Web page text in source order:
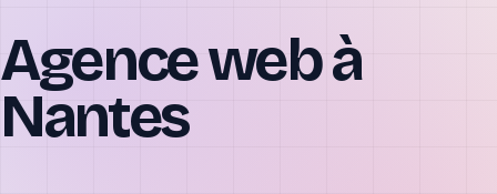
Agence web à
Nantes